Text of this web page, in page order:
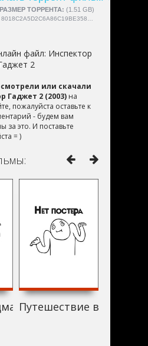
РАЗМЕР ТОРРЕНТА: (1.51 GB)
4189
8018C2A5D2C6A86C19BE358877FE64C8
файл: Инспектор
2
или скачали
Гаджет 2 (2003) на
пожалуйста оставьте к
- будем вам
за это. И поставьте
= )
(2003)
Путешествие великой